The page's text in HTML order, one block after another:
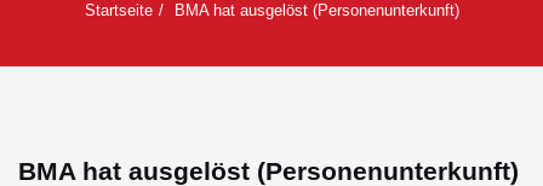
Startseite BMA hat ausgelöst (Personenunterkunft)
BMA hat ausgelöst (Personenunterkunft)